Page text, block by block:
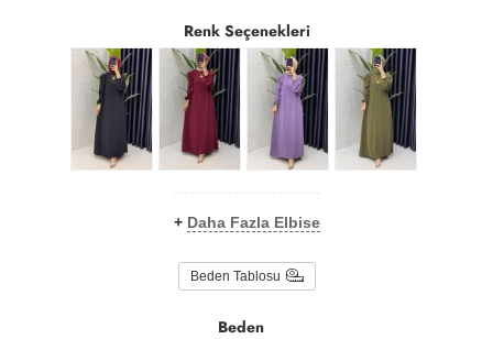
Renk Seçenekleri
+ Daha Fazla Elbise
Beden Tablosu
Beden